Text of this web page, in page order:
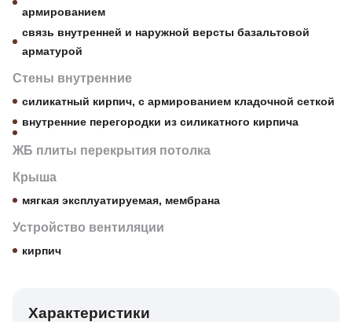
армированием
связь внутренней и наружной версты базальтовой
арматурой
Стены внутренние
силикатный кирпич, с армированием кладочной сеткой
внутренние перегородки из силикатного кирпича
ЖБ плиты перекрытия потолка
Крыша
мягкая эксплуатируемая, мембрана
Устройство вентиляции
кирпич
Характеристики